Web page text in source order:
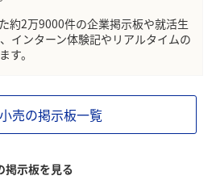
約2万9000件の企業掲示板や就活生
インターン体験記やリアルタイムの
す。
売の掲示板一覧
掲示板を見る